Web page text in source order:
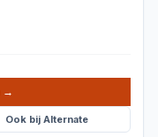
→
Ook bij Alternate